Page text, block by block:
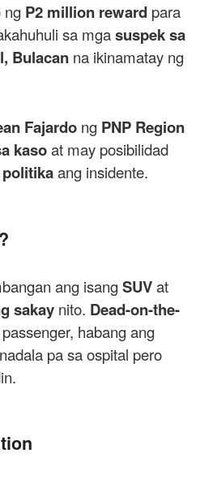
ng P2 million reward para
sa mgasuspek sa
Bulacan na ikinamatay ng
Fajardo ng PNP Region
kasoat may posibilidad
ang insidente.
ang isangSUVat
sakay nito. Dead-on-the-
habang ang
pa sa ospital pero